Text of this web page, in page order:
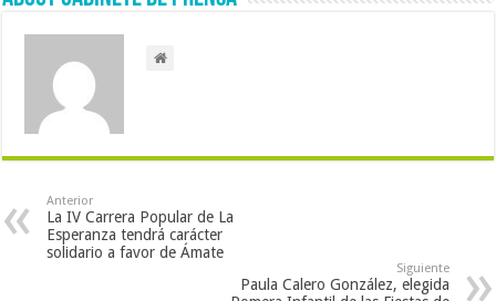
Anterior
La IV Carrera Popular de La
Esperanza tendrá carácter
solidario a favor de Ámate
Siguiente
Paula Calero González, elegida